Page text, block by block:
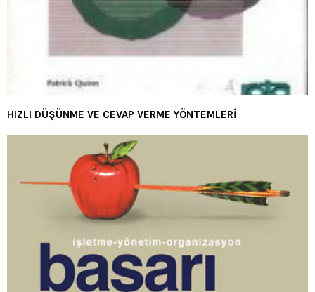
HIZLI DÜŞÜNME VE CEVAP VERME YÖNTEMLERİ